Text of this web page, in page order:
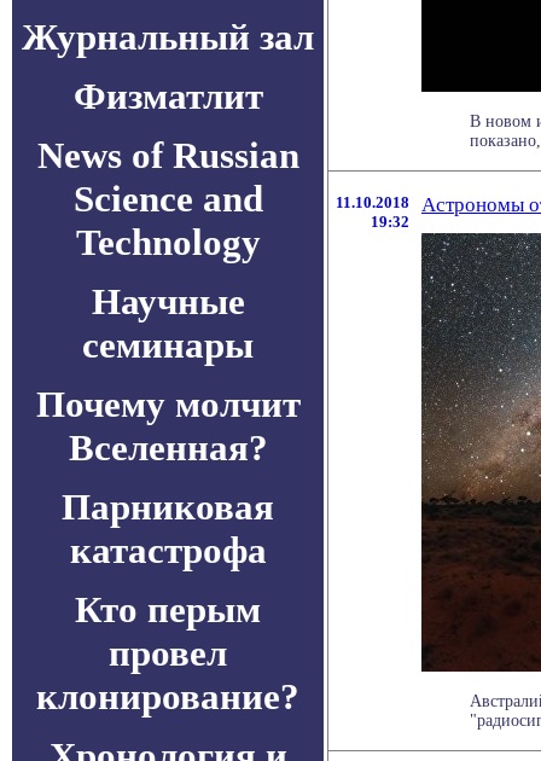
Журнальный зал
Физматлит
News of Russian
Science and
Technology
Научные
семинары
Почему молчит
Вселенная?
Парниковая
катастрофа
Кто перым
провел
клонирование?
В новом
11.10.2018
19:32
Астрономы